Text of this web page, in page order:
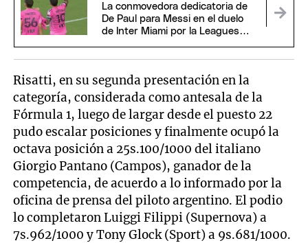
La conmovedora dedicatoria de
De Paul para Messi en el duelo
de Inter Miami por la Leagues
Risatti, en su segunda presentación en la
categoría, considerada como antesala de la
Fórmula 1, luego de largar desde el puesto 22
pudo escalar posiciones y finalmente ocupó la
octava posición a 25s.100/1000 del italiano
Giorgio Pantano (Campos), ganador de la
competencia, de acuerdo a lo informado por la
oficina de prensa del piloto argentino. El podio
lo completaron Luiggi Filippi (Supernova) a
7s.962/1000 y Tony Glock (Sport) a 9s.681/1000.